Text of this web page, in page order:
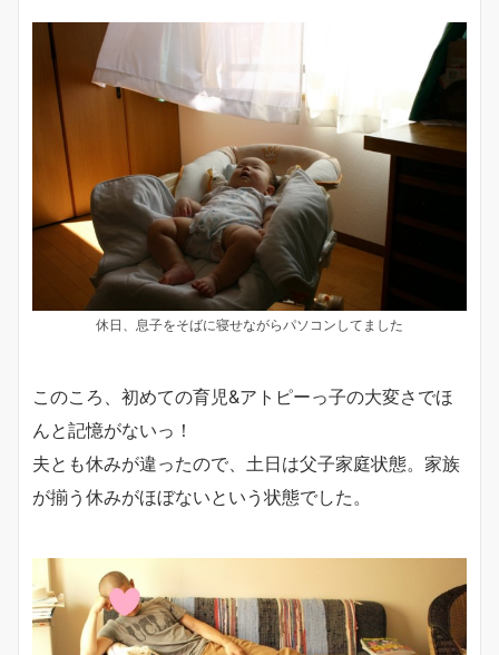
休日、息子をそばに寝せながらパソコンしてました
このころ、初めての育児&アトピーっ子の大変さでほ
んと記憶がないっ！
夫とも休みが違ったので、土日は父子家庭状態。家族
が揃う休みがほぼないという状態でした。